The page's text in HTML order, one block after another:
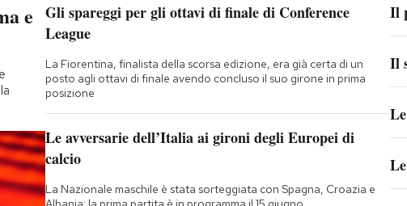
e
Gli spareggi per gli ottavi di finale di Conference
League
La Fiorentina, finalista della scorsa edizione, era già certa di un
posto agli ottavi di finale avendo concluso il suo girone in prima
posizione
Le avversarie dell’Italia ai gironi degli Europei di
calcio
La Nazionale maschile è stata sorteggiata con Spagna, Croazia e
Il
Il